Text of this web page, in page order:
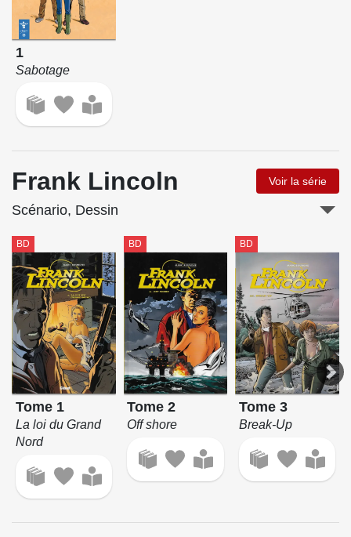
1
Sabotage
Frank Lincoln Voir la série
Scénario, Dessin
BD
Tome 1
La loi du Grand
Nord
BD
Tome 2
Off shore
BD
Tome 3
Break-Up